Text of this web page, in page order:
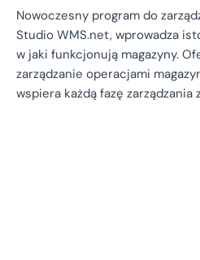
Nowoczesny program do
Studio WMS.net, wprowadza
w jaki funkcjonują magazyny.
zarządzanie operacjami
wspiera każdą fazę zarządzania